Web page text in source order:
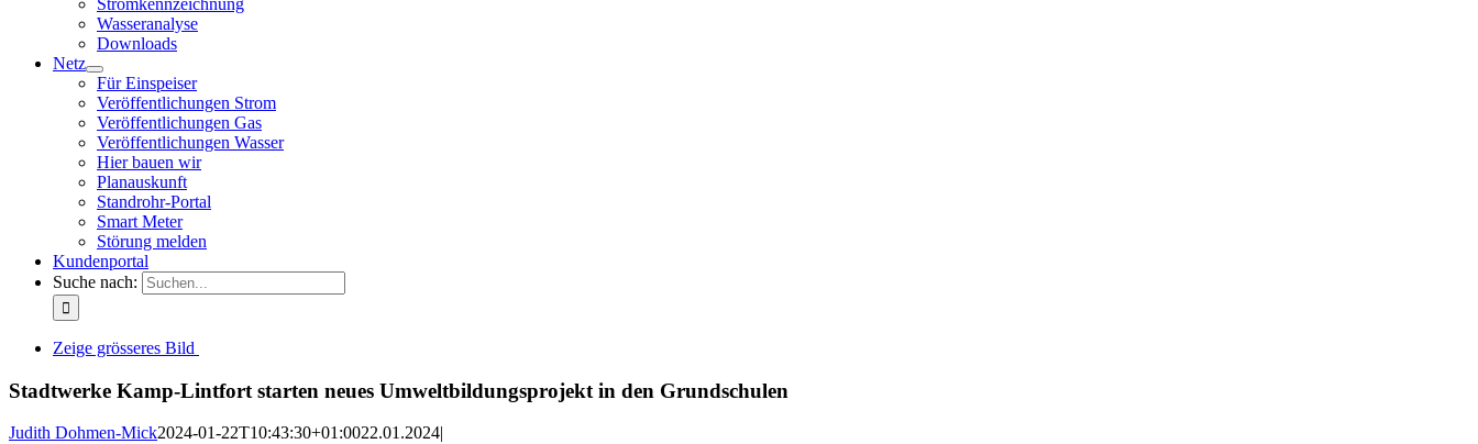
Stromkennzeichnung
Wasseranalyse
Downloads
Netz
Für Einspeiser
Veröffentlichungen Strom
Veröffentlichungen Gas
Veröffentlichungen Wasser
Hier bauen wir
Planauskunft
Standrohr-Portal
Smart Meter
Störung melden
Kundenportal
Suche nach:
Zeige grösseres Bild
Stadtwerke Kamp-Lintfort starten neues Umweltbildungsprojekt in den Grundschulen
Judith Dohmen-Mick2024-01-22T10:43:30+01:0022.01.2024|